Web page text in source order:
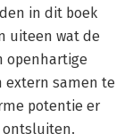
in dit boek
uiteen wat de
openhartige
extern samen te
potentie er
ontsluiten.